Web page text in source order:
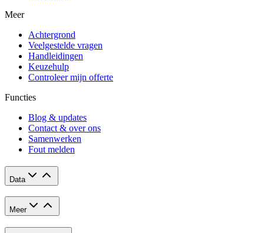
Meer
Achtergrond
Veelgestelde vragen
Handleidingen
Keuzehulp
Controleer mijn offerte
Functies
Blog & updates
Contact & over ons
Samenwerken
Fout melden
Data
Meer